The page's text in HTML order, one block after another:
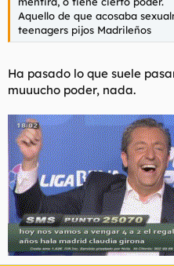
Aquello de que acosaba
teenagers pijos Madrileños
Ha pasado lo que suele
muuucho poder, nada.